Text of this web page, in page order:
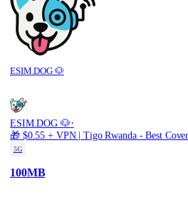
ESIM.DOG 🐶
ESIM.DOG 🐶·
🎁 $0.55 + VPN | Tigo Rwanda - Best
5G
100MB